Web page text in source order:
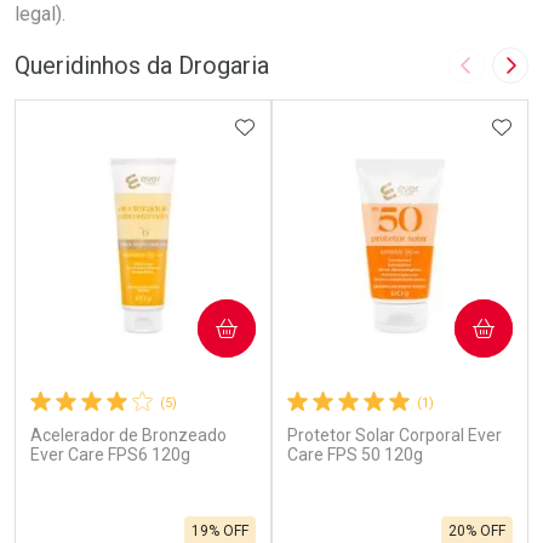
legal).
Queridinhos da Drogaria Imagem
(5)
Acelerador de Bronzeado
Ever Care FPS6 120g
19% OFF
ADICIONAR AOS FAVORITOS
COMPRAR
(1)
Protetor Solar Corporal Ever
Care FPS 50 120g
20% OFF
COMPRAR